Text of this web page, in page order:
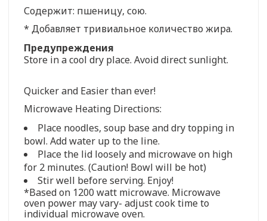
Содержит: пшеницу, сою.
* Добавляет тривиальное количество жира.
Предупреждения
Store in a cool dry place. Avoid direct sunlight.
Quicker and Easier than ever!
Microwave Heating Directions:
Place noodles, soup base and dry topping in
bowl. Add water up to the line.
Place the lid loosely and microwave on high
for 2 minutes. (Caution! Bowl will be hot)
Stir well before serving. Enjoy!
*Based on 1200 watt microwave. Microwave
oven power may vary- adjust cook time to
individual microwave oven.